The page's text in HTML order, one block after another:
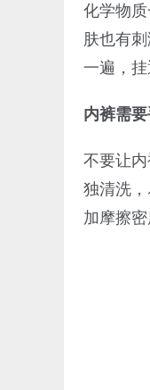
化学物
肤也有
一遍，
内裤需
不要让
独清洗
加摩擦